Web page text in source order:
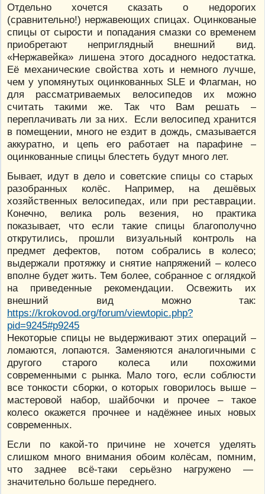
Отдельно хочется сказать о недорогих
(сравнительно!) нержавеющих спицах. Оцинкованые
спицы от сырости и попадания смазки со временем
приобретают неприглядный внешний вид.
«Нержавейка» лишена этого досадного недостатка.
Её механические свойства хоть и немного лучше,
чем у упомянутых оцинкованных SLE и Флагман, но
для рассматриваемых велосипедов их можно
считать такими же. Так что Вам решать –
переплачивать ли за них. Если велосипед хранится
в помещении, много не ездит в дождь, смазывается
аккуратно, и цепь его работает на парафине –
оцинкованные спицы блестеть будут много лет.
Бывает, идут в дело и советские спицы со старых
разобранных колёс. Например, на дешёвых
хозяйственных велосипедах, или при реставрации.
Конечно, велика роль везения, но практика
показывает, что если такие спицы благополучно
открутились, прошли визуальный контроль на
предмет дефектов, потом собрались в колесо;
выдержали протяжку и снятие напряжений – колесо
вполне будет жить. Тем более, собранное с оглядкой
на приведенные рекомендации. Освежить их
внешний вид можно так:
https://krokovod.org/forum/viewtopic.php?
pid=9245#p9245
Некоторые спицы не выдерживают этих операций –
ломаются, лопаются. Заменяются аналогичными с
другого старого колеса или похожими
современными с рынка. Мало того, если соблюсти
все тонкости сборки, о которых говорилось выше –
мастеровой набор, шайбочки и прочее – такое
колесо окажется прочнее и надёжнее иных новых
современных.
Если по какой-то причине не хочется уделять
слишком много внимания обоим колёсам, помним,
что заднее всё-таки серьёзно нагружено —
значительно больше переднего.